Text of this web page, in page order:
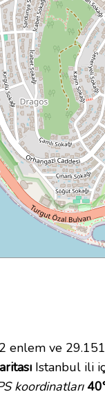
ve
Istanbul ili
koordinatları